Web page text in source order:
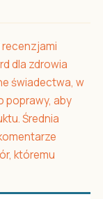
dla zdrowia
świadectwa, w
poprawy, aby
Średnia
któremu